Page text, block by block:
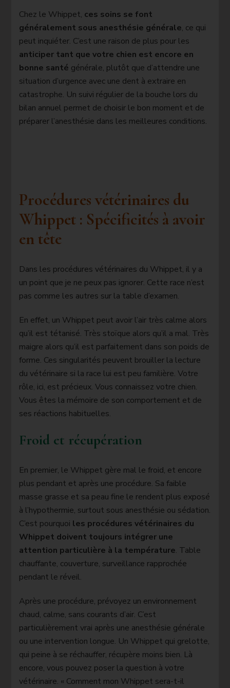
Chez le Whippet, ces soins se font
généralement sous anesthésie générale, ce qui
peut inquiéter. C’est une raison de plus pour les
anticiper tant que votre chien est encore en
bonne santé générale, plutôt que d’attendre une
situation d’urgence avec une dent à extraire en
catastrophe. Un suivi régulier de la bouche lors du
bilan annuel permet de choisir le bon moment et de
préparer l’anesthésie dans les meilleures conditions.
Procédures vétérinaires du
Whippet : Spécificités à avoir
en tête
Dans les procédures vétérinaires du Whippet, il y a
un point que je ne peux pas ignorer. Cette race n’est
pas comme les autres sur la table d’examen.
En effet, un Whippet peut avoir l’air très calme alors
qu’il est tétanisé. Très stoïque alors qu’il a mal. Très
maigre alors qu’il est parfaitement dans son poids de
forme. Ces singularités peuvent brouiller la lecture
du vétérinaire si la race lui est peu familière. Votre
rôle, ici, est précieux. Vous connaissez votre chien.
Vous êtes la mémoire de son comportement et de
ses réactions habituelles.
Froid et récupération
En premier, le Whippet gère mal le froid, et encore
plus pendant et après une procédure. Sa faible
masse grasse et sa peau fine le rendent plus exposé
à l’hypothermie, surtout sous anesthésie ou sédation.
C’est pourquoi les procédures vétérinaires du
Whippet doivent toujours intégrer une
attention particulière à la température. Table
chauffante, couverture, surveillance rapprochée
pendant le réveil.
Après une procédure, prévoyez un environnement
chaud, calme, sans courants d’air. C’est
particulièrement vrai après une anesthésie générale
ou une intervention longue. Un Whippet qui grelotte,
qui peine à se réchauffer, récupère moins bien. Là
encore, vous pouvez poser la question à votre
vétérinaire. « Comment mon Whippet sera-t-il